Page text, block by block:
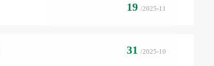
19 /2025-11
31 /2025-10